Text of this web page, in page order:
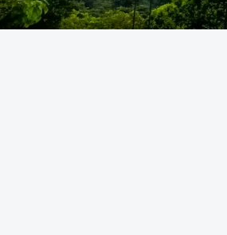
Quels sont
une
requins en